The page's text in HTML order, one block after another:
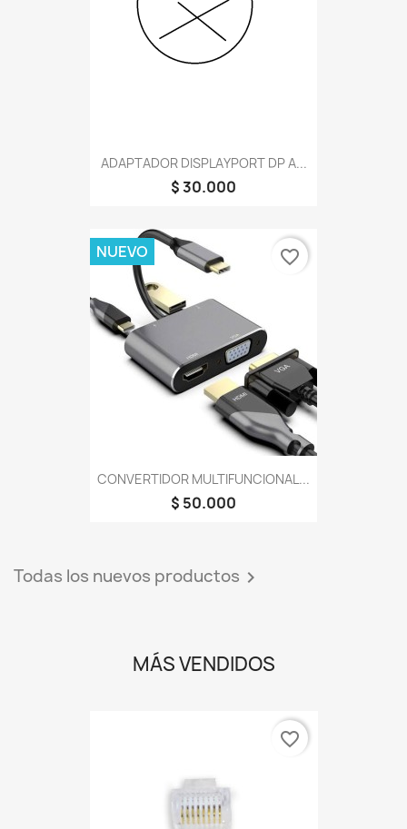
ADAPTADOR DISPLAYPORT DP A...
$ 30.000
CONVERTIDOR MULTIFUNCIONAL...
$ 50.000
NUEVO favorite_border
Todas los nuevos productos 
MÁS VENDIDOS
favorite_border